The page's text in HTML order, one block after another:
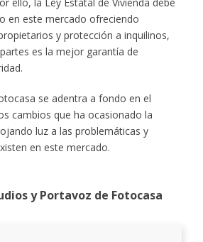
en este mercado ofreciendo
y protección a inquilinos,
es la mejor garantía de
se adentra a fondo en el
cambios que ha ocasionado la
luz a las problemáticas y
en este mercado.
y Portavoz de Fotocasa